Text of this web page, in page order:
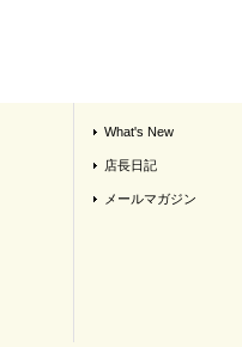
What's New
店長日記
メールマガジン